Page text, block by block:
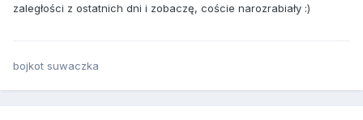
zaległości z ostatnich dni i zobaczę, coście narozrabiały :)
bojkot suwaczka